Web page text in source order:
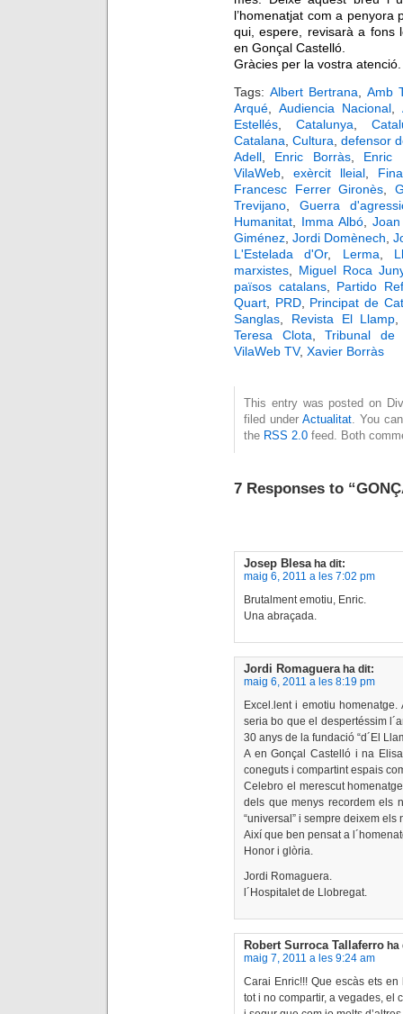
l’homenatjat com a penyora
qui, espere, revisarà a fons
en Gonçal Castelló.
Gràcies per la vostra atenció.
Tags: Albert Bertrana
Amb
Arqué
Audiencia Nacional ,
Estellés ,Catalunya ,
Catalana ,Cultura ,defensor
Adell
Enric Borràs, Enric
VilaWeb ,exèrcit lleial
Francesc Ferrer Gironès
Trevijano
Guerra
Humanitat
Imma Albó ,
Giménez Jordi Domènech
L'Estelada d'Or, Lerma
marxistes
Miguel Roca
països catalans, Partido
Quart
PRD, Principat de
Sanglas
Revista El Llamp
Teresa Clota
Tribunal de
VilaWeb TV, Xavier Borràs
This entry was posted on
filed under Actualitat. You
the RSS 2.0 feed. Both
7 Responses to
Josep Blesa ha dit:
maig 6, 2011 a les 7:02 pm
Brutalment emotiu, Enric.
Una abraçada.
Jordi Romaguera ha dit:
maig 6, 2011 a les 8:19 pm
Excel.lent i emotiu
seria bo que el despertéssim
30 anys de la fundació “d´El
A en Gonçal Castelló i na
coneguts i compartint espais
Celebro el merescut
dels que menys recordem els
“universal” i sempre deixem els
Així que ben pensat a
Honor i glòria.
Jordi Romaguera.
l´Hospitalet de Llobregat.
Robert Surroca Tallaferro ha
maig 7, 2011 a les 9:24 am
Carai Enric!!! Que escàs ets en
tot i no compartir, a vegades, el